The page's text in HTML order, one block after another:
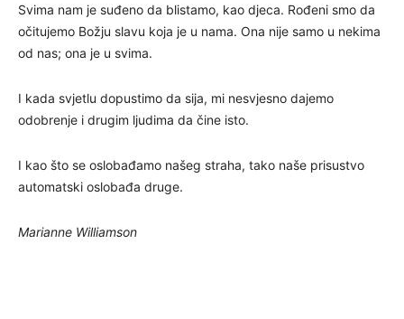
Svima nam je suđeno da blistamo, kao djeca. Rođeni smo da
očitujemo Božju slavu koja je u nama. Ona nije samo u nekima
od nas; ona je u svima.
I kada svjetlu dopustimo da sija, mi nesvjesno dajemo
odobrenje i drugim ljudima da čine isto.
I kao što se oslobađamo našeg straha, tako naše prisustvo
automatski oslobađa druge.
Marianne Williamson